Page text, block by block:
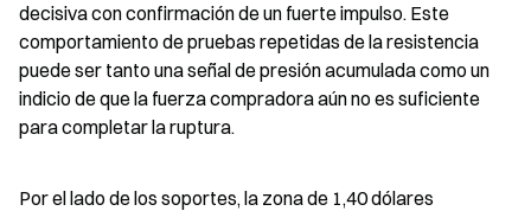
decisiva con confirmación de un fuerte impulso. Este
comportamiento de pruebas repetidas de la resistencia
puede ser tanto una señal de presión acumulada como un
indicio de que la fuerza compradora aún no es suficiente
para completar la ruptura.
Por el lado de los soportes, la zona de 1,40 dólares